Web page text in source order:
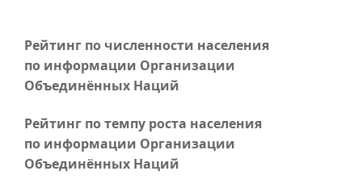
Рейтинг по численности населения
по информации Организации
Объединённых Наций
Рейтинг по темпу роста населения
по информации Организации
Объединённых Наций